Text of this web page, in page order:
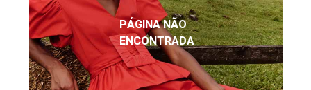
PÁGINA NÃO
ENCONTRADA